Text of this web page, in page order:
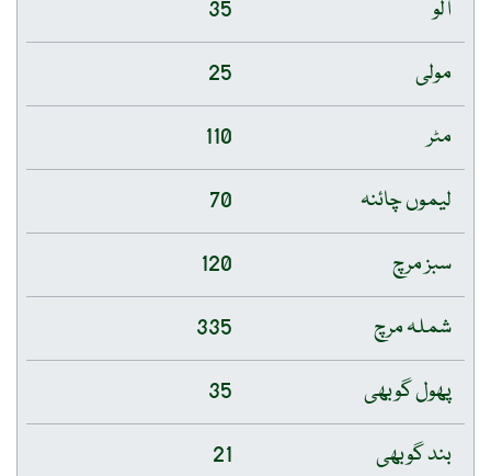
آلو
35
مولی
25
مٹر
110
لیموں چائنہ
70
سبز مرچ
120
شملہ مرچ
335
پھول گوبھی
35
بند گوبھی
21